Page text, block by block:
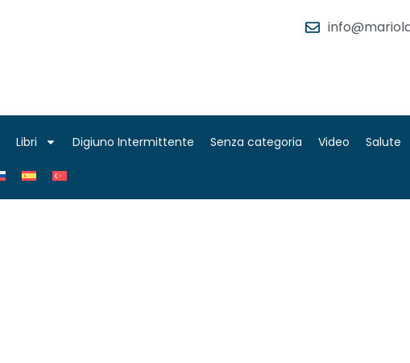
Libri Digiuno Intermittente Senza categoria Video Salute